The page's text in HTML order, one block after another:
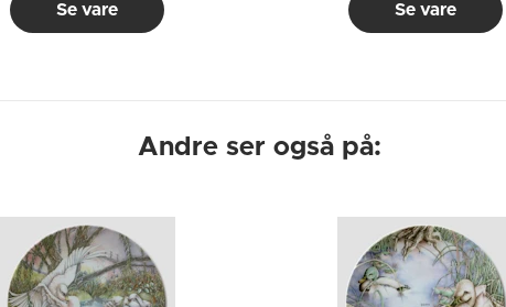
Se vare Se vare
Andre ser også på: